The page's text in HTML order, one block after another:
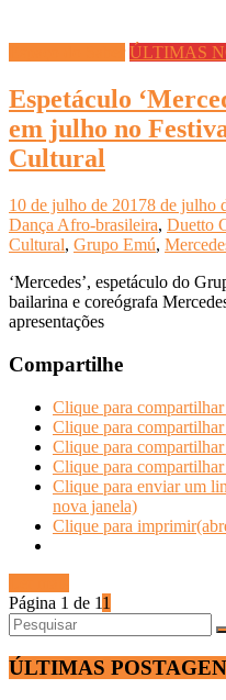
ÚLTIMAS
Espetáculo
em julho no
Cultural
10 de julho de 20178 de julho
Dança Afro-brasileira, Duetto
Cultural, Grupo Emú,
‘Mercedes’, espetáculo do
bailarina e coreógrafa
apresentações
Compartilhe
Clique para
Clique para
Clique para
Clique para
Clique para enviar um
nova janela)
Clique para
Página 1 de 11
ÚLTIMAS